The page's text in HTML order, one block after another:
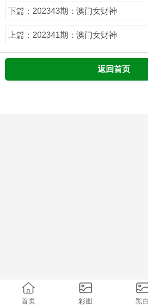
下篇：202343期：澳门女财神
上篇：202341期：澳门女财神
返回首页
首页 彩图 黑白